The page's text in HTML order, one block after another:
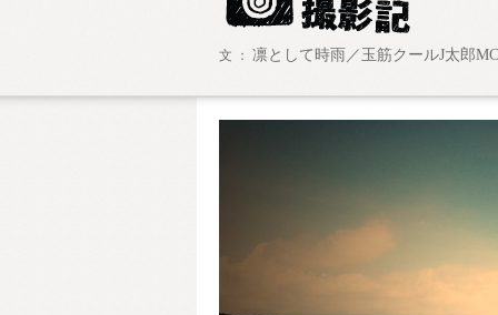
文 ： 凛として時雨／玉筋クールJ太郎